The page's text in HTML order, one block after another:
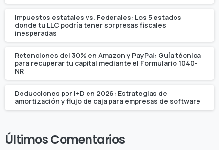
Impuestos estatales vs. Federales: Los 5 estados
donde tu LLC podría tener sorpresas fiscales
inesperadas
Retenciones del 30% en Amazon y PayPal: Guía técnica
para recuperar tu capital mediante el Formulario 1040-
NR
Deducciones por I+D en 2026: Estrategias de
amortización y flujo de caja para empresas de software
Últimos Comentarios